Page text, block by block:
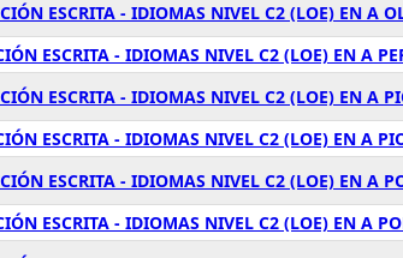
ESCRITA - IDIOMAS NIVEL C2 (LOE) EN A
ESCRITA - IDIOMAS NIVEL C2 (LOE) EN A
ESCRITA - IDIOMAS NIVEL C2 (LOE) EN A
ESCRITA - IDIOMAS NIVEL C2 (LOE) EN A
ESCRITA - IDIOMAS NIVEL C2 (LOE) EN A
ESCRITA - IDIOMAS NIVEL C2 (LOE) EN A